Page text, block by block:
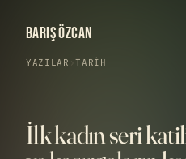
BARIŞ ÖZCAN
YAZILAR ›TARIH
İlk kadın seri